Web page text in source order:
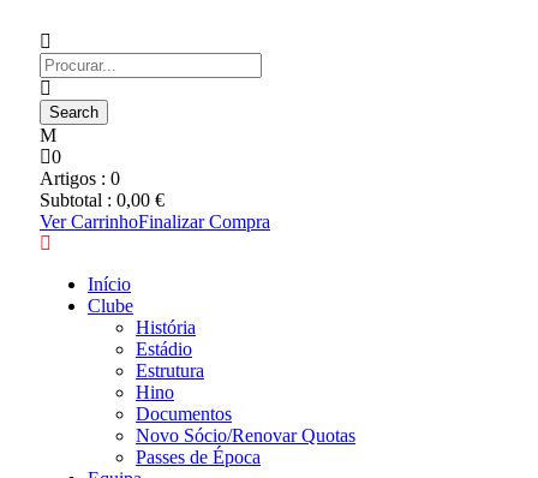
0
Artigos : 0
Subtotal : 0,00 €
Ver CarrinhoFinalizar Compra
Início
Clube
História
Estádio
Estrutura
Hino
Documentos
Novo Sócio/Renovar Quotas
Passes de Época